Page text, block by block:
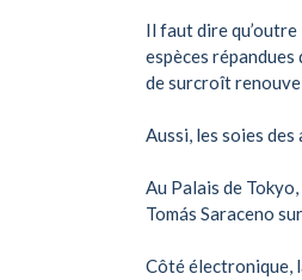
Il faut dire qu’outre
espèces
de surcroît
Aussi, les soies
Au Palais de Tokyo,
Tomás Saraceno
Côté électronique,